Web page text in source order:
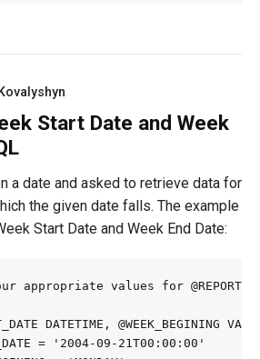
Start Date and Week
a date and asked to retrieve data for
the given date falls. The example
Start Date and Week End Date:
values for
DATETIME, @WEEK_BEGINING
= '2004-09-21T00:00:00'